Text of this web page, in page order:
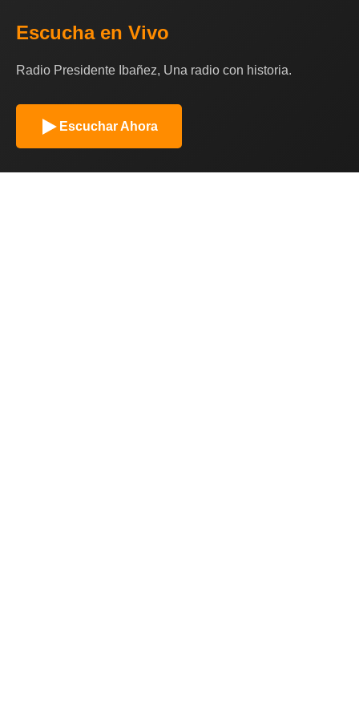
Escucha en Vivo
Radio Presidente Ibañez, Una radio con historia.
Escuchar Ahora